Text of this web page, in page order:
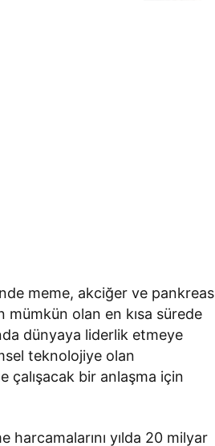
meme, akciğer ve pankreas
olan en kısa sürede
dünyaya liderlik etmeye
teknolojiye olan
çalışacak bir anlaşma için
harcamalarını yılda 20 milyar